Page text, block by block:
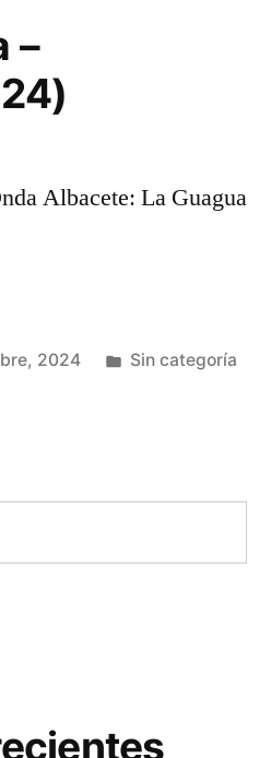
–
Albacete: La Guagua
2024
Publicada
Sin categoría